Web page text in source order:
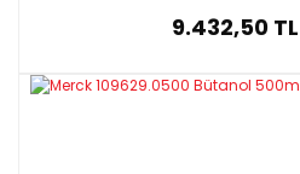
9.432,50 TL